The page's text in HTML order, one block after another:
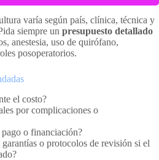
varía según país, clínica, técnica y
siempre un presupuesto detallado
anestesia, uso de quirófano,
posoperatorios.
el costo?
por complicaciones o
o financiación?
o protocolos de revisión si el